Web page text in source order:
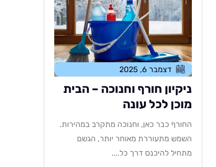
דצמבר 6, 2025
ניקיון חורף וחנוכה – הבית
מוכן לכל עונה
החורף כבר כאן, וחנוכה מתקרב במהירות.
השמש מתעוררת מאוחר יותר, הגשם
מתחיל להיכנס דרך כל....